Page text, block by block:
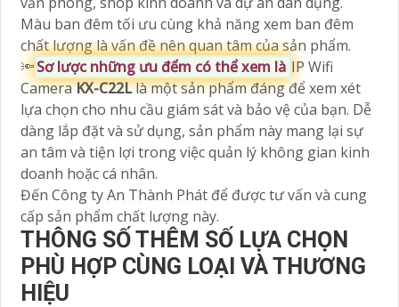
Màu ban đêm tối ưu cùng khả năng xem ban đêm
chất lượng là vấn đề nên quan tâm của sản phẩm.
🔦Sơ lược những ưu đểm có thể xem là IP Wifi
CameraKX-C22Llà một sản phẩm đáng để xem xét
lựa chọn cho nhu cầu giám sát và bảo vệ của bạn. Dễ
dàng lắp đặt và sử dụng, sản phẩm này mang lại sự
an tâm và tiện lợi trong việc quản lý không gian kinh
doanh hoặc cá nhân.
Đến Công ty An Thành Phát để được tư vấn và cung
cấp sản phẩm chất lượng này.
THÔNG SỐ THÊM SỐ LỰA CHỌN
PHÙ HỢP CÙNG LOẠI VÀ THƯƠNG
HIỆU